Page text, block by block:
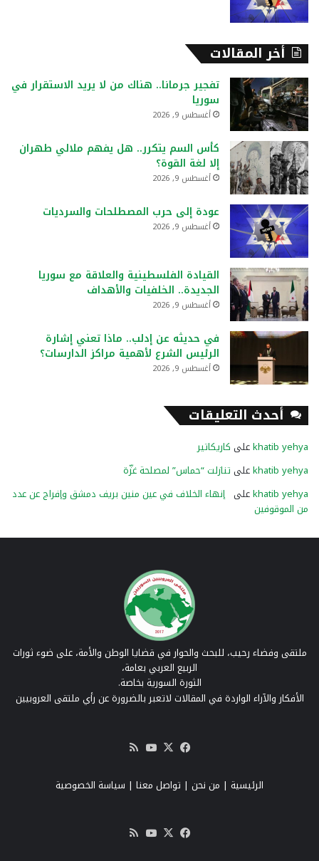
أخر المقالات
تفجير جرمانا.. هناك من لا يريد الاستقرار في
سوريا
أغسطس 9, 2026
كأس السم يتكرر.. هل يفهم ملالي طهران
إلا لغة القوة؟
أغسطس 9, 2026
عودة إلى حرب المصطلحات والسرديات
أغسطس 9, 2026
القيادة الفلسطينية والعلاقة مع سوريا
الجديدة.. الخلفيات والأهداف
أغسطس 9, 2026
في حديثه عن إدلب.. ماذا تعني إشارة
الرئيس الشرع لأهمية مراكز الدارسات؟
أغسطس 9, 2026
أحدث التعليقات
khatib yehyaعلى كاريكاتير
khatib yehyaعلى تنازلت “حماس” لمصلحة غزّة
khatib yehyaعلى إنهاء الخلاف في عين منين بريف دمشق وإفراج عن عدد
من الموقوفين
ملتقى وفضاء رحيب، للبحث والحوار في قضايا الوطن والأمة، على ضوء ثورات
الربيع العربي بعامة،
الثورة السورية بخاصة.
الأفكار والآراء الواردة في المقالات لاتعبر بالضرورة عن رأي ملتقى العروبيين
فيسبوك
‫X
‫YouTube
RSS
الرئيسية | من نحن | تواصل معنا | سياسة الخصوصية
فيسبوك
‫X
‫YouTube